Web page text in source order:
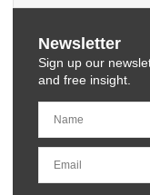
Newsletter
Sign up our
and free insight.